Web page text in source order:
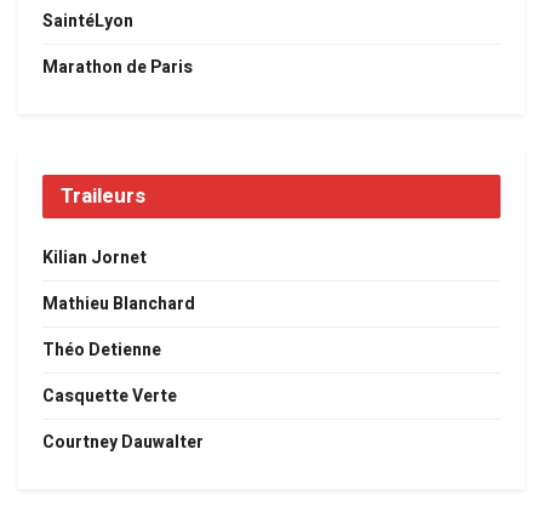
SaintéLyon
Marathon de Paris
Traileurs
Kilian Jornet
Mathieu Blanchard
Théo Detienne
Casquette Verte
Courtney Dauwalter